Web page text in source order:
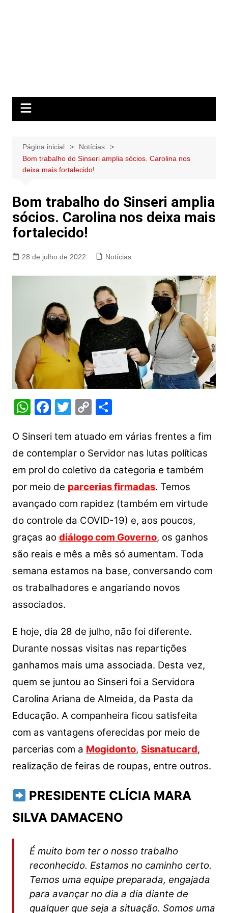
Página inicial
Notícias
Bom trabalho do Sinseri amplia sócios. Carolina nos
deixa mais fortalecido!
Bom trabalho do Sinseri amplia
sócios. Carolina nos deixa mais
fortalecido!
28 de julho de 2022 Notícias
W
at
s
A
p
p
F
c
e
b
o
o
k
T
itt
er
C
p
y
Li
n
k
S
ar
e
O Sinseri tem atuado em várias frentes a fim
de contemplar o Servidor nas lutas políticas
em prol do coletivo da categoria e também
por meio de parcerias firmadas. Temos
avançado com rapidez (também em virtude
do controle da COVID-19) e, aos poucos,
graças ao diálogo com Governo, os ganhos
são reais e mês a mês só aumentam. Toda
semana estamos na base, conversando com
os trabalhadores e angariando novos
associados.
E hoje, dia 28 de julho, não foi diferente.
Durante nossas visitas nas repartições
ganhamos mais uma associada. Desta vez,
quem se juntou ao Sinseri foi a Servidora
Carolina Ariana de Almeida, da Pasta da
Educação. A companheira ficou satisfeita
com as vantagens oferecidas por meio de
parcerias com a Mogidonto, Sisnatucard,
realização de feiras de roupas, entre outros.
PRESIDENTE CLÍCIA MARA
SILVA DAMACENO
É muito bom ter o nosso trabalho
reconhecido. Estamos no caminho certo.
Temos uma equipe preparada, engajada
para avançar no dia a dia diante de
qualquer que seja a situação. Somos uma